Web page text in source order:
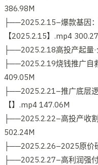
386.98M
├──2025.2.15–爆款基因
【2025.2.15】.mp4
├──2025.2.18高投产起量
├──2025.2.19烧钱推广自
409.05M
├──2025.2.21–推广底层
【】.mp4 147.06M
├──2025.2.22–高投产收
502.24M
├──2025.2.26–2025原价
├──2025.2.27–高利润强